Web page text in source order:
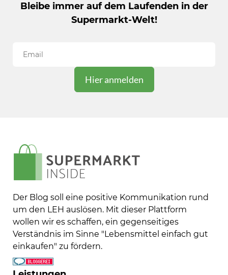
Bleibe immer auf dem Laufenden in der
Supermarkt-Welt!
Der Blog soll eine positive Kommunikation rund
um den LEH auslösen. Mit dieser Plattform
wollen wir es schaffen, ein gegenseitiges
Verständnis im Sinne "Lebensmittel einfach gut
einkaufen" zu fördern.